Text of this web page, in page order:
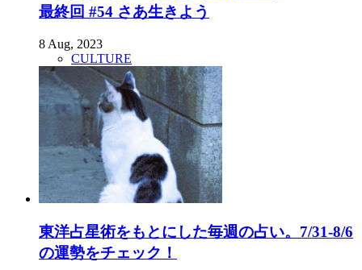
最終回 #54 さあ生きよう
8 Aug, 2023
CULTURE
東洋占星術をもとにした毎週の占い。7/31-8/6
の運勢をチェック！